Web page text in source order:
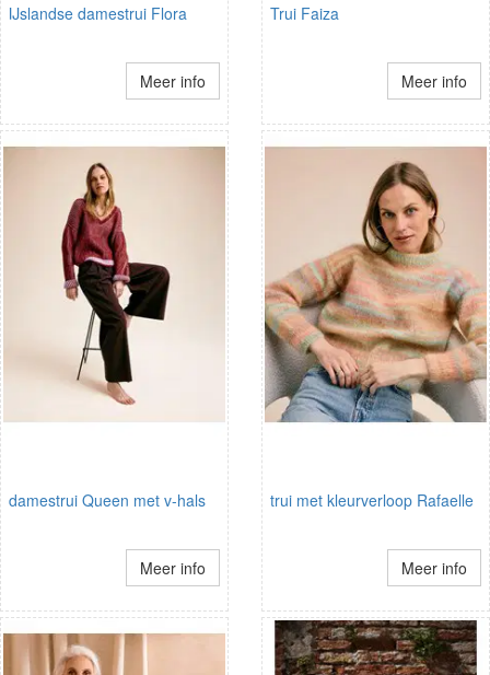
IJslandse damestrui Flora
Meer info
Trui Faiza
Meer info
damestrui Queen met v-hals
Meer info
trui met kleurverloop Rafaelle
Meer info